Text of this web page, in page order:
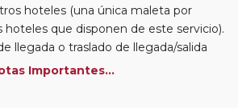
hoteles (una única maleta por
hoteles que disponen de este servicio).
llegada o traslado de llegada/salida
según itinerario.
Importantes...